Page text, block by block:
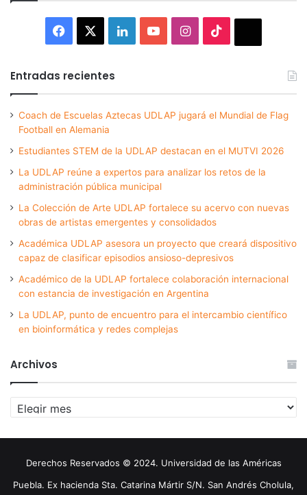
Facebook LinkedInYouTubeInstagram
Entradas recientes
Coach de Escuelas Aztecas UDLAP jugará el Mundial de Flag
Football en Alemania
Estudiantes STEM de la UDLAP destacan en el MUTVI 2026
La UDLAP reúne a expertos para analizar los retos de la
administración pública municipal
La Colección de Arte UDLAP fortalece su acervo con nuevas
obras de artistas emergentes y consolidados
Académica UDLAP asesora un proyecto que creará dispositivo
capaz de clasificar episodios ansioso-depresivos
Académico de la UDLAP fortalece colaboración internacional
con estancia de investigación en Argentina
La UDLAP, punto de encuentro para el intercambio científico
en bioinformática y redes complejas
Archivos
Archivos
Derechos Reservados © 2024. Universidad de las Américas
Puebla. Ex hacienda Sta. Catarina Mártir S/N. San Andrés Cholula,